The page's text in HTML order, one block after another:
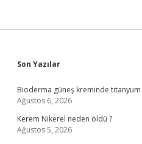
Sidebar
Son Yazılar
Bioderma güneş kreminde titanyum
Ağustos 6, 2026
Kerem Nikerel neden öldü ?
Ağustos 5, 2026